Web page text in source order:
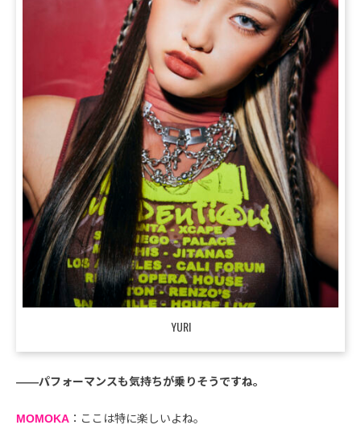
YURI
――パフォーマンスも気持ちが乗りそうですね。
MOMOKA ：ここは特に楽しいよね。